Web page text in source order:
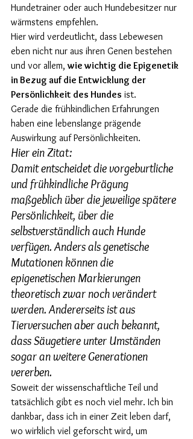
Hundetrainer oder auch Hundebesitzer nur
wärmstens empfehlen.
Hier wird verdeutlicht, dass Lebewesen
eben nicht nur aus ihren Genen bestehen
und vor allem, wie wichtig die Epigenetik
in Bezug auf die Entwicklung der
Persönlichkeit des Hundes ist.
Gerade die frühkindlichen Erfahrungen
haben eine lebenslange prägende
Auswirkung auf Persönlichkeiten.
Hier ein Zitat:
Damit entscheidet die vorgeburtliche
und frühkindliche Prägung
maßgeblich über die jeweilige spätere
Persönlichkeit, über die
selbstverständlich auch Hunde
verfügen. Anders als genetische
Mutationen können die
epigenetischen Markierungen
theoretisch zwar noch verändert
werden. Andererseits ist aus
Tierversuchen aber auch bekannt,
dass Säugetiere unter Umständen
sogar an weitere Generationen
vererben.
Soweit der wissenschaftliche Teil und
tatsächlich gibt es noch viel mehr. Ich bin
dankbar, dass ich in einer Zeit leben darf,
wo wirklich viel geforscht wird, um